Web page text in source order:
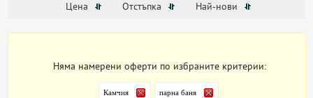
Цена Отстъпка Най-нови
Няма намерени оферти по избраните критерии:
Камчия парна баня